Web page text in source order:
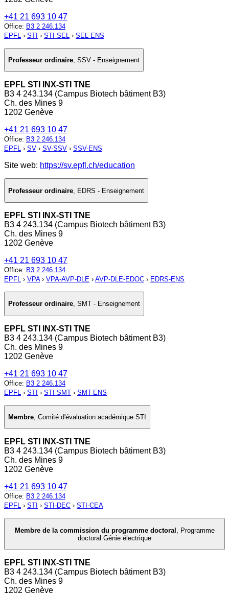
+41 21 693 10 47
Office: B3 2 246.134
EPFL › STI › STI-SEL › SEL-ENS
Professeur ordinaire, SSV - Enseignement
EPFL STI INX-STI TNE
B3 4 243.134 (Campus Biotech bâtiment B3)
Ch. des Mines 9
1202 Genève
+41 21 693 10 47
Office: B3 2 246.134
EPFL › SV › SV-SSV › SSV-ENS
Site web: https://sv.epfl.ch/education
Professeur ordinaire EDRS - Enseignement
EPFL STI INX-STI TNE
B3 4 243.134 (Campus Biotech bâtiment B3)
Ch. des Mines 9
1202 Genève
+41 21 693 10 47
Office: B3 2 246.134
EPFL › VPA› VPA-AVP-DLE › AVP-DLE-EDOC › EDRS-ENS
Professeur ordinaire, SMT - Enseignement
EPFL STI INX-STI TNE
B3 4 243.134 (Campus Biotech bâtiment B3)
Ch. des Mines 9
1202 Genève
+41 21 693 10 47
Office: B3 2 246.134
EPFL › STI › STI-SMT › SMT-ENS
Membre, Comité d'évaluation académique STI
EPFL STI INX-STI TNE
B3 4 243.134 (Campus Biotech bâtiment B3)
Ch. des Mines 9
1202 Genève
+41 21 693 10 47
Office: B3 2 246.134
EPFL › STI › STI-DEC › STI-CEA
Membre de la commission du programme doctoral
Programme
doctoral Génie électrique
EPFL STI INX-STI TNE
B3 4 243.134 (Campus Biotech bâtiment B3)
Ch. des Mines 9
1202 Genève